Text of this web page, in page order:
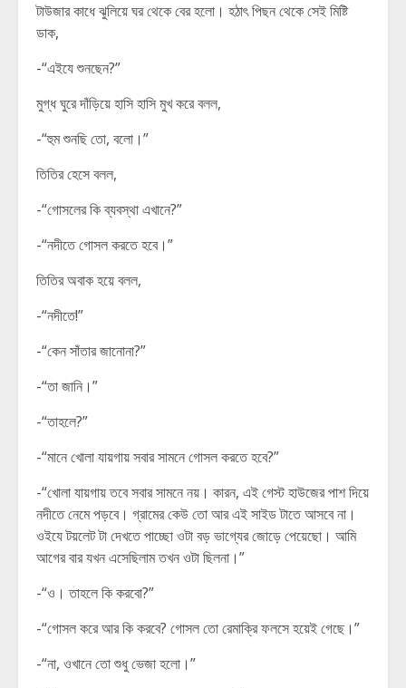
টাউজার কাধে ঝুলিয়ে ঘর থেকে বের হলো। হঠাৎ পিছন থেকে সেই মিষ্টি
ডাক,
-“এইযে শুনছেন?”
মুগ্ধ ঘুরে দাঁড়িয়ে হাসি হাসি মুখ করে বলল,
-“হুম শুনছি তো, বলো।”
তিতির হেসে বলল,
-“গোসলের কি ব্যবস্থা এখানে?”
-“নদীতে গোসল করতে হবে।”
তিতির অবাক হয়ে বলল,
-“নদীতে!”
-“কেন সাঁতার জানোনা?”
-“তা জানি।”
-“তাহলে?”
-“মানে খোলা যায়গায় সবার সামনে গোসল করতে হবে?”
-“খোলা যায়গায় তবে সবার সামনে নয়। কারন, এই গেস্ট হাউজের পাশ দিয়ে
নদীতে নেমে পড়বে। গ্রামের কেউ তো আর এই সাইড টাতে আসবে না।
ওইযে টয়লেট টা দেখতে পাচ্ছো ওটা বড় ভাগ্যের জোড়ে পেয়েছো। আমি
আগের বার যখন এসেছিলাম তখন ওটা ছিলনা।”
-“ও। তাহলে কি করবো?”
-“গোসল করে আর কি করবে? গোসল তো রেমাক্রি ফলসে হয়েই গেছে।”
-“না, ওখানে তো শুধু ভেজা হলো।”